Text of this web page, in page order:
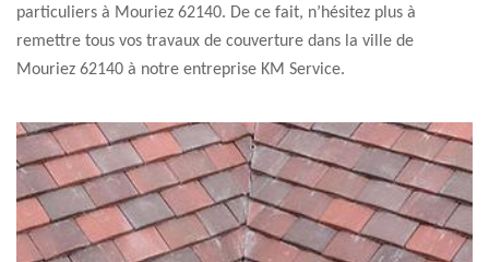
particuliers à Mouriez 62140. De ce fait, n’hésitez plus à
remettre tous vos travaux de couverture dans la ville de
Mouriez 62140 à notre entreprise KM Service.